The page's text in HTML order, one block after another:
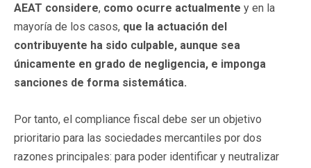
AEAT considere, como ocurre actualmente y en la
mayoría de los casos, que la actuación del
contribuyente ha sido culpable, aunque sea
únicamente en grado de negligencia, e imponga
sanciones de forma sistemática.
Por tanto, el compliance fiscal debe ser un objetivo
prioritario para las sociedades mercantiles por dos
razones principales: para poder identificar y neutralizar